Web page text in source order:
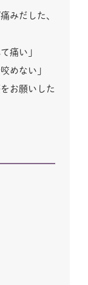
みだした、
痛い」
めない」
お願いした